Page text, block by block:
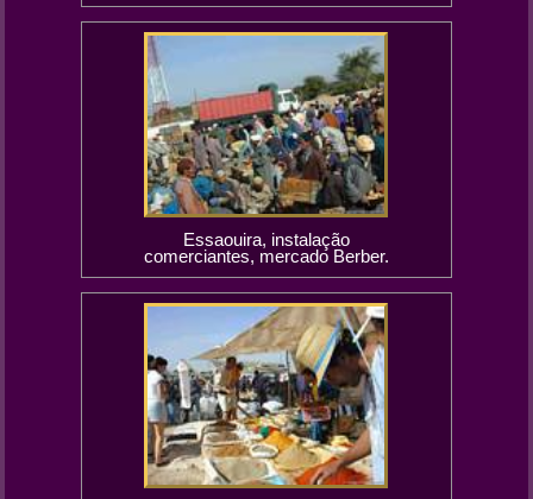
Essaouira, instalação
comerciantes, mercado Berber.